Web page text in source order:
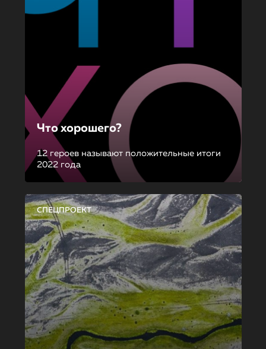
Что хорошего?
12 героев называют положительные итоги
2022 года
СПЕЦПРОЕКТ